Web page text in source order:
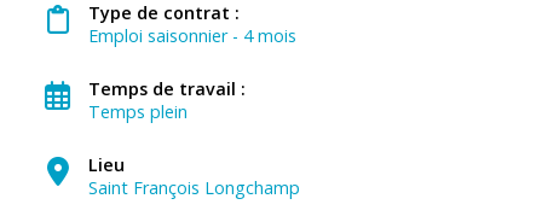
Type de contrat :
Emploi saisonnier - 4 mois
Temps de travail :
Temps plein
Lieu
Saint François Longchamp